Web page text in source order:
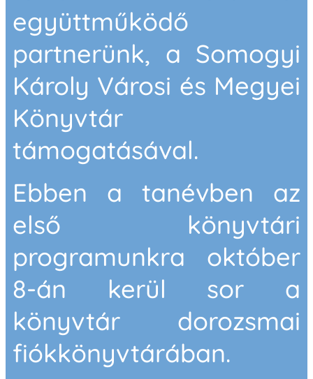
együttműködő
partnerünk, a Somogyi
Károly Városi és Megyei
Könyvtár
támogatásával.
Ebben a tanévben az
első könyvtári
programunkra október
8-án kerül sor a
könyvtár dorozsmai
fiókkönyvtárában.